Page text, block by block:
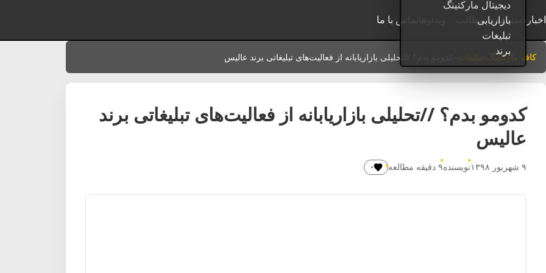
اخبار دسته‌بندی مطالب تماس با ما
کافه مارکتینگ کدومو بدم؟ //تحلیلی بازاریابانه از فعالیت‌های تبلیغاتی برند عالیس
کدومو بدم؟ //تحلیلی بازاریابانه از فعالیت‌های تبلیغاتی برند
عالیس
۹ شهریور ۱۳۹۸ نویسنده۹ دقیقه مطالعه ۰
پسندیدن